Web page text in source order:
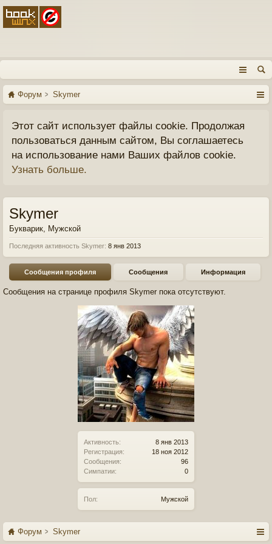
Форум Skymer
Этот сайт использует файлы cookie. Продолжая
пользоваться данным сайтом, Вы соглашаетесь
на использование нами Ваших файлов cookie.
Узнать больше.
Активность:
8 янв 2013
Регистрация:
18 ноя 2012
Сообщения:
96
Симпатии:
0
Пол: Мужской
Skymer
Букварик, Мужской
Последняя активность Skymer: 8 янв 2013
Сообщения профиля Сообщения Информация
Сообщения на странице профиля Skymer пока отсутствуют.
Форум Skymer